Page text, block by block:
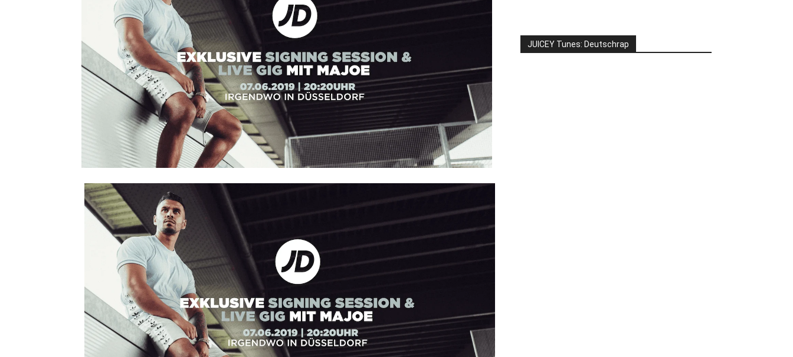
JUICEY Tunes: Deutschrap